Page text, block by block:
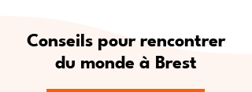
Conseils pour rencontrer
du monde à Brest